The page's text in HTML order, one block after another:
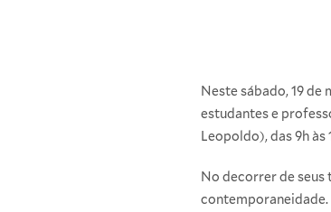
Neste sábado, 19 de
estudantes e
Leopoldo), das 9h às
No decorrer de